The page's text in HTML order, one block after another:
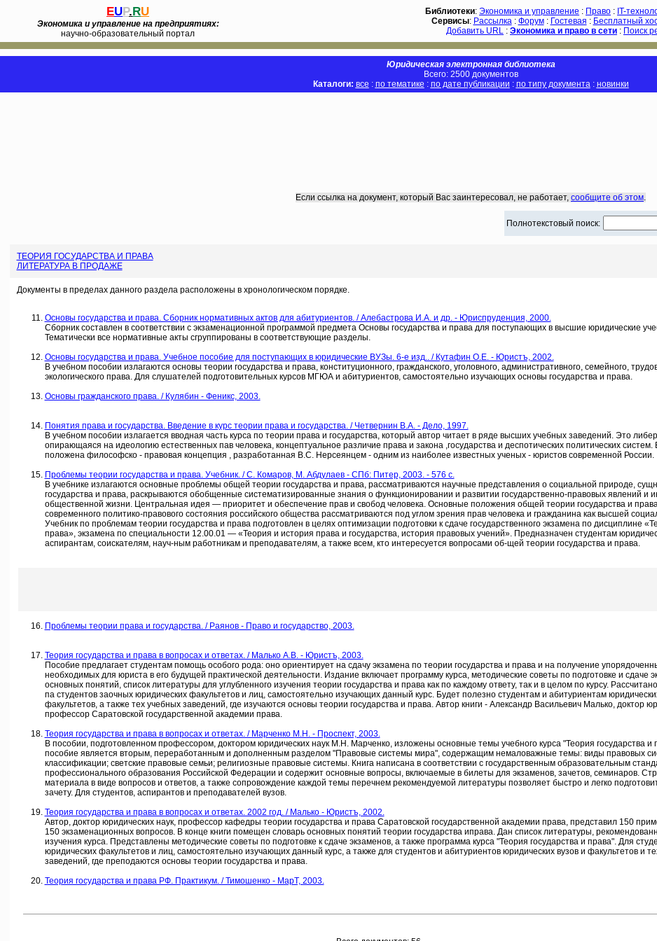
EUP.RU
Экономика и управление на предприятиях:
научно-образовательный портал
Библиотеки: Экономика и управление : Право : IT-
Сервисы: Рассылка: Форум: Гостевая : Бесплатный
Добавить URL : Экономика и право в сети : Поиск
Юридическая электронная библиотека
Всего: 2500 документов
Каталоги: все : по тематике : по дате публикации : по типу документа: новинки
Если ссылка на документ, который Вас заинтересовал, не работает, сообщите об этом.
Полнотекстовый поиск:
ТЕОРИЯ ГОСУДАРСТВА И ПРАВА
ЛИТЕРАТУРА В ПРОДАЖЕ
Документы в пределах данного раздела расположены в хронологическом порядке.
Основы государства и права. Сборник нормативных актов для абитуриентов. / Алебастрова И.А. и др. - Юриспруденция, 2000.
Сборник составлен в соответствии с экзаменационной программой предмета Основы государства и права для поступающих в высшие юридические
Тематически все нормативные акты сгруппированы в соответствующие разделы.
Основы государства и права. Учебное пособие для поступающих в юридические ВУЗы. 6-е изд.. / Кутафин О.Е. - Юристъ, 2002.
В учебном пособии излагаются основы теории государства и права, конституционного, гражданского, уголовного, административного, семейного,
экологического права. Для слушателей подготовительных курсов МГЮА и абитуриентов, самостоятельно изучающих основы государства и права.
Основы гражданского права. / Кулябин - Феникс, 2003.
Понятия права и государства. Введение в курс теории права и государства. / Четвернин В.А. - Дело, 1997.
В учебном пособии излагается вводная часть курса по теории права и государства, который автор читает в ряде высших учебных заведений. Это
опирающаяся на идеологию естественных пав человека, концептуальное различие права и закона ,государства и деспотических политических систем.
положена философско - правовая концепция , разработанная В.С. Нерсеянцем - одним из наиболее известных ученых - юристов современной России.
Проблемы теории государства и права. Учебник. / С. Комаров, М. Абдулаев - СПб: Питер, 2003. - 576 с.
В учебнике излагаются основные проблемы общей теории государства и права, рассматриваются научные представления о социальной природе,
государства и права, раскрываются обобщенные систематизированные знания о функционировании и развитии государственно-правовых явлений и
общественной жизни. Центральная идея — приоритет и обеспечение прав и свобод человека. Основные положения общей теории государства и
современного политико-правового состояния российского общества рассматриваются под углом зрения прав человека и гражданина как высшей
Учебник по проблемам теории государства и права подготовлен в целях оптимизации подготовки к сдаче государственного экзамена по дисциплине
права», экзамена по специальности 12.00.01 — «Теория и история права и государства, история правовых учений». Предназначен студентам
аспирантам, соискателям, науч-ным работникам и преподавателям, а также всем, кто интересуется вопросами об-щей теории государства и права.
Проблемы теории права и государства. / Раянов - Право и государство, 2003.
Теория государства и права в вопросах и ответах. / Малько А.В. - Юристъ, 2003.
Пособие предлагает студентам помощь особого рода: оно ориентирует на сдачу экзамена по теории государства и права и на получение
необходимых для юриста в его будущей практической деятельности. Издание включает программу курса, методические советы по подготовке и сдаче
основных понятий, список литературы для углубленного изучения теории государства и права как по каждому ответу, так и в целом по курсу.
па студентов заочных юридических факультетов и лиц, самостоятельно изучающих данный курс. Будет полезно студентам и абитуриентам
факультетов, а также тех учебных заведений, где изучаются основы теории государства и права. Автор книги - Александр Васильевич Малько, доктор
профессор Саратовской государственной академии права.
Теория государства и права в вопросах и ответах. / Марченко М.Н. - Проспект, 2003.
В пособии, подготовленном профессором, доктором юридических наук М.Н. Марченко, изложены основные темы учебного курса "Теория государства и
пособие является вторым, переработанным и дополненным разделом "Правовые системы мира", содержащим немаловажные темы: виды правовых
классификации; светские правовые семьи; религиозные правовые системы. Книга написана в соответствии с государственным образовательным
профессионального образования Российской Федерации и содержит основные вопросы, включаемые в билеты для экзаменов, зачетов, семинаров.
материала в виде вопросов и ответов, а также сопровождение каждой темы перечнем рекомендуемой литературы позволяет быстро и легко
зачету. Для студентов, аспирантов и преподавателей вузов.
Теория государства и права в вопросах и ответах. 2002 год. / Малько - Юристъ, 2002.
Автор, доктор юридических наук, профессор кафедры теории государства и права Саратовской государственной академии права, представил 150
150 экзаменационных вопросов. В конце книги помещен словарь основных понятий теории государства иправа. Дан список литературы,
изучения курса. Представлены методические советы по подготовке к сдаче экзаменов, а также программа курса "Теория государства и права". Для
юридических факультетов и лиц, самостоятельно изучающих данный курс, а также для студентов и абитуриентов юридических вузов и факультетов и
заведений, где преподаются основы теории государства и права.
Теория государства и права РФ. Практикум. / Тимошенко - МарТ, 2003.